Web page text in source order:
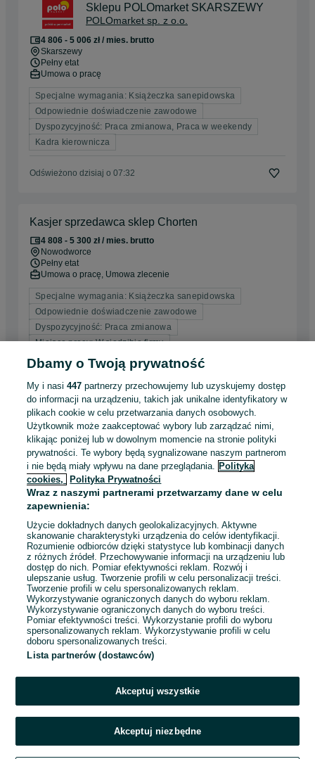
Sklepu POLOmarket SKARSZEWY
POLOmarket sp. z o.o.
4 806 - 5 006 zł / mies. brutto
Skarszewy
Pełny etat
Umowa o pracę
Specjalne wymagania: Książeczka sanepidowska
Odpowiednie doświadczenie zawodowe
Dyspozycyjność: Praca zmianowa, Praca w weekendy
Kadra kierownicza
Odświeżono dzisiaj o 07:32
Kasjer sprzedawca sklep Chorten
4 808 - 5 300 zł / mies. brutto
Nowodworce
Pełny etat
Umowa o pracę, Umowa zlecenie
Specjalne wymagania: Książeczka sanepidowska
Odpowiednie doświadczenie zawodowe
Dyspozycyjność: Praca zmianowa
Miejsce pracy: W siedzibie firmy
07 lipca 2026
Osoba do obsługi kasy, sali sprzedaży
POLOmarket GRZYBOWO
POLOmarket sp. z o.o.
4 806 - 5 006 zł / mies. brutto
Grzybowo
Pełny etat
Umowa o pracę
Specjalne wymagania: Książeczka sanepidowska
Odpowiednie doświadczenie zawodowe
Dyspozycyjność: Praca zmianowa, Praca w weekendy
Odświeżono dnia 03 sierpnia 2026
Strona główna Praca Pracownik sklepu
Kasjer, pracownik sklepu - Zachodniopomorskie
KATEGORIA
Dbamy o Twoją prywatność
My i nasi447 partnerzy przechowujemy lub uzyskujemy dostęp
do informacji na urządzeniu, takich jak unikalne identyfikatory w
plikach cookie w celu przetwarzania danych osobowych.
Użytkownik może zaakceptować wybory lub zarządzać nimi,
klikając poniżej lub w dowolnym momencie na stronie polityki
prywatności. Te wybory będą sygnalizowane naszym partnerom
i nie będą miały wpływu na dane przeglądania. Polityka
cookies,
Polityka Prywatności
Wraz z naszymi partnerami przetwarzamy dane w celu
zapewnienia:
Użycie dokładnych danych geolokalizacyjnych. Aktywne
skanowanie charakterystyki urządzenia do celów identyfikacji.
Rozumienie odbiorców dzięki statystyce lub kombinacji danych
z różnych źródeł. Przechowywanie informacji na urządzeniu lub
dostęp do nich. Pomiar efektywności reklam. Rozwój i
ulepszanie usług. Tworzenie profili w celu personalizacji treści.
Tworzenie profili w celu spersonalizowanych reklam.
Wykorzystywanie ograniczonych danych do wyboru reklam.
Wykorzystywanie ograniczonych danych do wyboru treści.
Pomiar efektywności treści. Wykorzystanie profili do wyboru
spersonalizowanych reklam. Wykorzystywanie profili w celu
doboru spersonalizowanych treści.
Lista partnerów (dostawców)
Akceptuj wszystkie
Akceptuj niezbędne